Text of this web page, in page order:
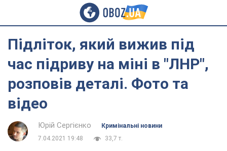
Підліток, який вижив під
час підриву на міні в "ЛНР",
розповів деталі. Фото та
відео
Юрій Сергієнко
Кримінальні новини
7.04.2021 19:48
33,7 т.